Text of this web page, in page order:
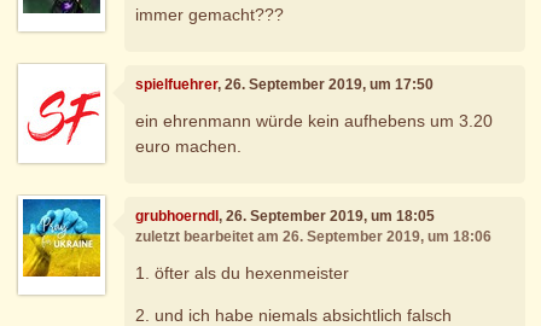
immer gemacht???
spielfuehrer, 26. September 2019, um 17:50
ein ehrenmann würde kein aufhebens um 3.20
euro machen.
grubhoerndl, 26. September 2019, um 18:05
zuletzt bearbeitet am 26. September 2019, um 18:06
1. öfter als du hexenmeister
2. und ich habe niemals absichtlich falsch